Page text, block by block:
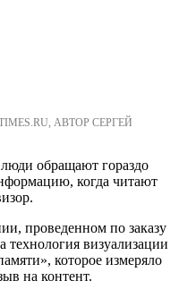
АВТОР СЕРГЕЙ
обращают гораздо
когда читают
проведенном по заказу
технология визуализации
которое измеряло
на контент.